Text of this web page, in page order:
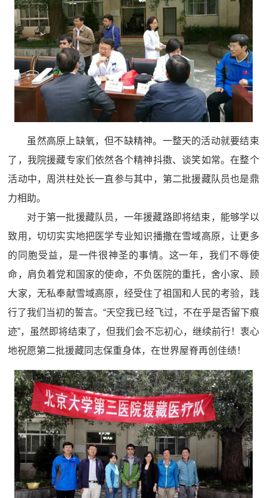
虽然高原上缺氧，但不缺精神。一整天的活动就要结束
了，我院援藏专家们依然各个精神抖擞、谈笑如常。在整个
活动中，周洪柱处长一直参与其中，第二批援藏队员也是鼎
力相助。
对于第一批援藏队员，一年援藏路即将结束，能够学以
致用，切切实实地把医学专业知识播撒在雪域高原，让更多
的同胞受益，是一件很神圣的事情。这一年，我们不辱使
命，肩负着党和国家的使命，不负医院的重托，舍小家、顾
大家，无私奉献雪域高原，经受住了祖国和人民的考验，践
行了我们当初的誓言。“天空我已经飞过，不在乎是否留下痕
迹”，虽然即将结束了，但我们会不忘初心，继续前行！衷心
地祝愿第二批援藏同志保重身体，在世界屋脊再创佳绩！